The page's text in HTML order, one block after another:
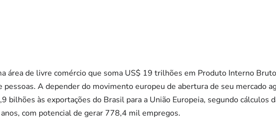
área de livre comércio que soma US$ 19 trilhões em Produto Interno
A depender do movimento europeu de abertura de seu mercado
bilhões às exportações do Brasil para a União Europeia, segundo cálculos
com potencial de gerar 778,4 mil empregos.